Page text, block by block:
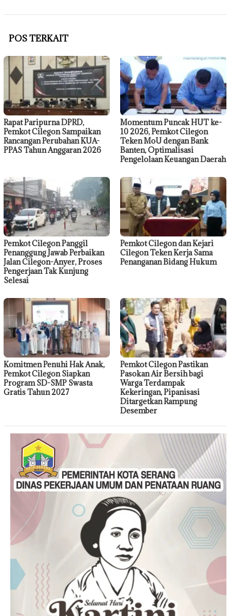
POS TERKAIT
Rapat Paripurna DPRD,
Pemkot Cilegon Sampaikan
Rancangan Perubahan KUA-
PPAS Tahun Anggaran 2026
Momentum Puncak HUT ke-
10 2026, Pemkot Cilegon
Teken MoU dengan Bank
Banten, Optimalisasi
Pengelolaan Keuangan Daerah
Pemkot Cilegon Panggil
Penanggung Jawab Perbaikan
Jalan Cilegon-Anyer, Proses
Pengerjaan Tak Kunjung
Selesai
Pemkot Cilegon dan Kejari
Cilegon Teken Kerja Sama
Penanganan Bidang Hukum
Komitmen Penuhi Hak Anak,
Pemkot Cilegon Siapkan
Program SD-SMP Swasta
Gratis Tahun 2027
Pemkot Cilegon Pastikan
Pasokan Air Bersih bagi
Warga Terdampak
Kekeringan, Pipanisasi
Ditargetkan Rampung
Desember